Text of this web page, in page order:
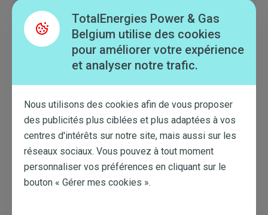
Panneaux solaires
En savoir plus
TotalEnergies Power & Gas
Belgium utilise des cookies
pour améliorer votre expérience
et analyser notre trafic.
Nous utilisons des cookies afin de vous proposer
des publicités plus ciblées et plus adaptées à vos
centres d'intérêts sur notre site, mais aussi sur les
réseaux sociaux. Vous pouvez à tout moment
personnaliser vos préférences en cliquant sur le
bouton « Gérer mes cookies ».